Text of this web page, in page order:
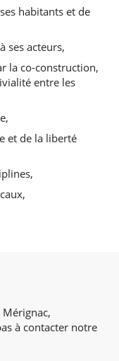
habitants et de
ses acteurs,
la co-construction,
entre les
et de la liberté
à contacter notre